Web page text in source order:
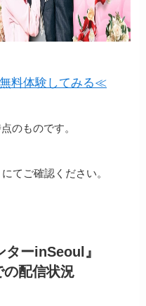
料体験してみる≪
のものです。
てご確認ください。
ーinSeoul』
配信状況